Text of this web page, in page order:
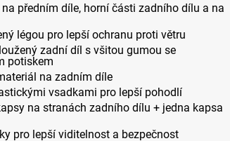
předním díle, horní části zadního dílu a na
légou pro lepší ochranu proti větru
zadní díl s všitou gumou se
potiskem
na zadním díle
vsadkami pro lepší pohodlí
na stranách zadního dílu + jedna kapsa
pro lepší viditelnost a bezpečnost